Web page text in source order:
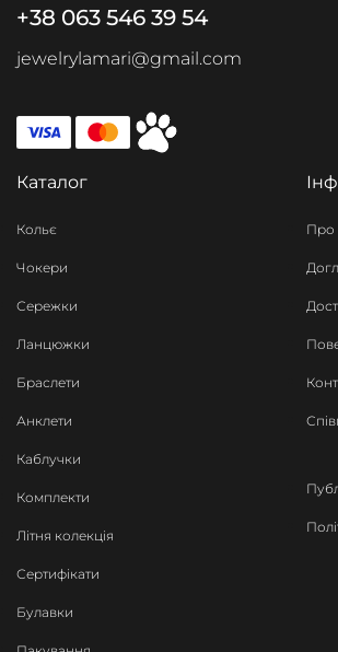
+38 063 546 39 54
jewelrylamari@gmail.com
Каталог
Кольє
Чокери
Сережки
Ланцюжки
Браслети
Анклети
Каблучки
Комплекти
Літня колекція
Сертифікати
Булавки
Про